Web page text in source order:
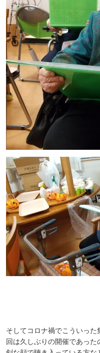
そしてコロナ禍でこういっ
回は久しぶりの開催であっ